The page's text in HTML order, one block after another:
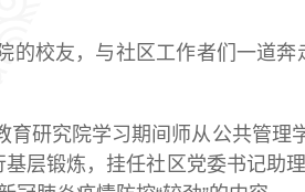
校友，与社区工作者们一道
研究院学习期间师从公共管理
层锻炼，挂任社区党委书记助